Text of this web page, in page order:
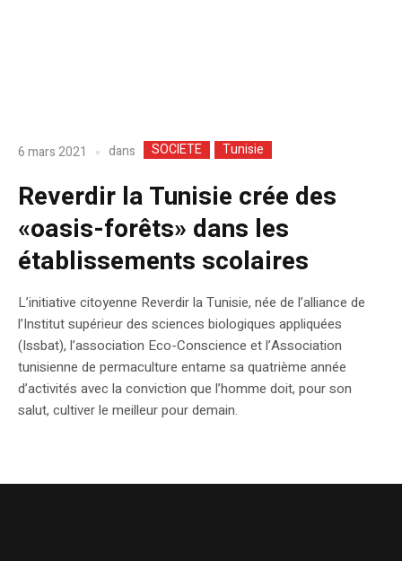
6 mars 2021 dans SOCIETE Tunisie
Reverdir la Tunisie crée des
«oasis-forêts» dans les
établissements scolaires
L’initiative citoyenne Reverdir la Tunisie, née de l’alliance de
l’Institut supérieur des sciences biologiques appliquées
(Issbat), l’association Eco-Conscience et l’Association
tunisienne de permaculture entame sa quatrième année
d’activités avec la conviction que l’homme doit, pour son
salut, cultiver le meilleur pour demain.